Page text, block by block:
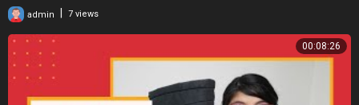
admin 7 views
00:08:26